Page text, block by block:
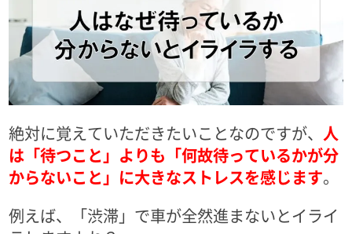
絶対に覚えていただきたいことなのですが、 人
は「待つこと」よりも「何故待っているかが分
からないこと」に大きなストレスを感じます。
例えば、「渋滞」で車が全然進まないとイライ